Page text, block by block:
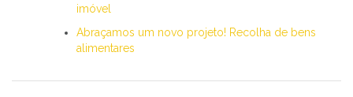
imóvel
Abraçamos um novo projeto! Recolha de bens
alimentares